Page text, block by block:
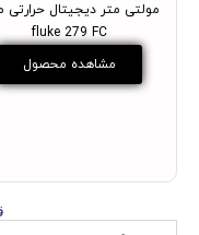
مولتی متر دیجیتال حرارتی
fluke 279 FC
مشاهده محصول